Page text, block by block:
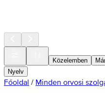
Közelemben
Nyelv
Főoldal / Minden orvosi